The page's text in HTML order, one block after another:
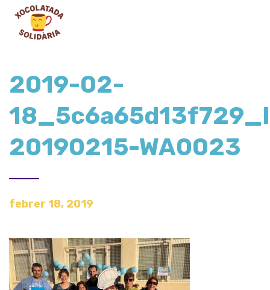
2019-02-
20190215-WA0023
febrer 18, 2019